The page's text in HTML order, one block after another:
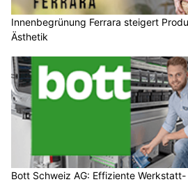
Innenbegrünung Ferrara steigert
Ästhetik
Bott Schweiz AG: Effiziente Werkstatt-